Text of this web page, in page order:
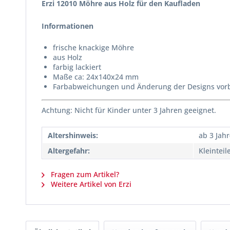
Erzi 12010 Möhre aus Holz für den Kaufladen
Informationen
frische knackige Möhre
aus Holz
farbig lackiert
Maße ca: 24x140x24 mm
Farbabweichungen und Änderung der Designs
Achtung: Nicht für Kinder unter 3 Jahren geeignet.
Altershinweis:
ab 3
Altergefahr:
Fragen zum Artikel?
Weitere Artikel von Erzi